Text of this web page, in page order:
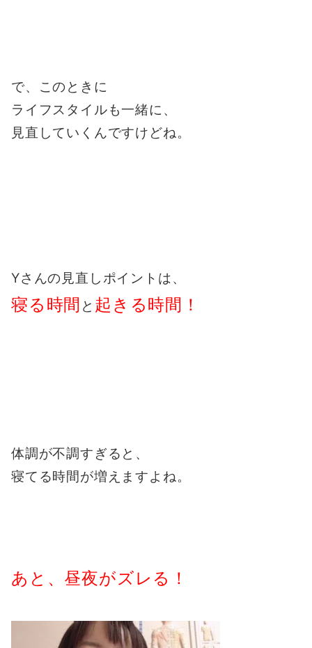
で、このときに
ライフスタイルも一緒に、
見直していくんですけどね。
Yさんの見直しポイントは、
寝る時間 と 起きる時間！
体調が不調すぎると、
寝てる時間が増えますよね。
あと、昼夜がズレる！